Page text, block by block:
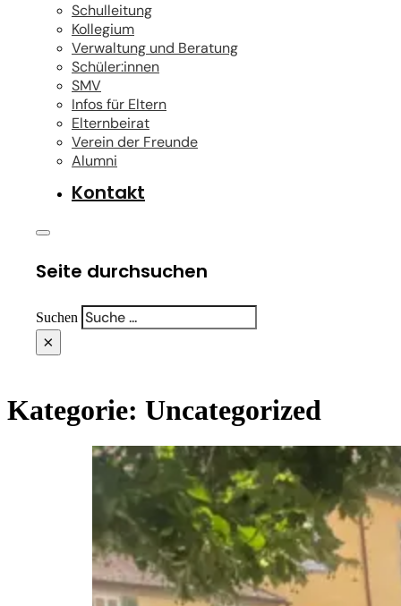
Schulleitung
Kollegium
Verwaltung und Beratung
Schüler:innen
SMV
Infos für Eltern
Elternbeirat
Verein der Freunde
Alumni
Kontakt
Seite durchsuchen
Suchen
×
Kategorie: Uncategorized